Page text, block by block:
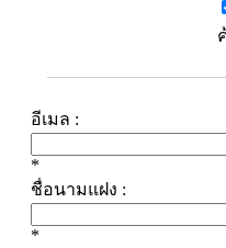
อีเมล :
*
ชื่อนามแฝง :
*